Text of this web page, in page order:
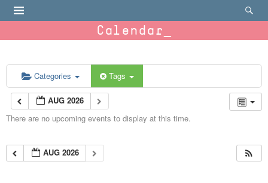
Calendar
Categories Tags
AUG 2026
There are no upcoming events to display at this time.
AUG 2026